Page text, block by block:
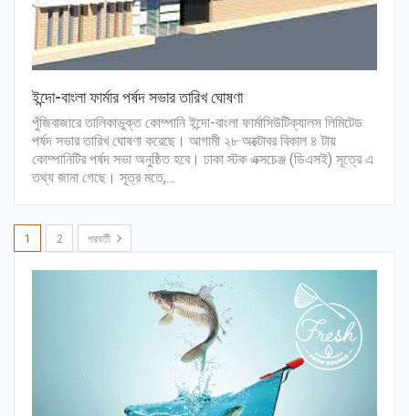
ইন্দো-বাংলা ফার্মার পর্ষদ সভার তারিখ ঘোষণা
পুঁজিবাজারে তালিকাভুক্ত কোম্পানি ইন্দো-বাংলা ফার্মাসিউটিক্যালস লিমিটেড
পর্ষদ সভার তারিখ ঘোষণা করেছে। আগামী ২৮ অক্টোবর বিকাল ৪ টায়
কোম্পানিটির পর্ষদ সভা অনুষ্ঠিত হবে। ঢাকা স্টক এক্সচেঞ্জ (ডিএসই) সূত্রে এ
তথ্য জানা গেছে। সূত্র মতে,…
1 2 পরবর্তী